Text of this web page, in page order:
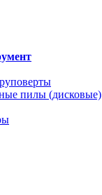
пилы (дисковые)